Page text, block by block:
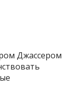
Джассером